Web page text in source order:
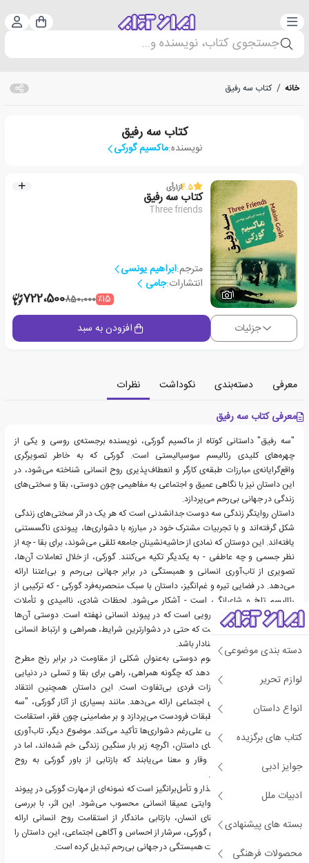
دسته‌بندی سبد
جستجوی کتاب، نویسنده و...
دسته بندی موضوعی
لوازم تحریر
انواع داستان
کتاب های برگزیده
جوایز ادبی
ادبیات ملل
بسته های پیشنهادی
محصولات فرهنگی
خانه / کتاب سه رفیق
کتاب سه رفیق
نویسنده:ماکسیم گورکی
1
4.5از1رأی
کتاب سه رفیق
Three friends
مترجم:ابراهیم یونسی
انتشارات:جامی
٪15850،000722،500
جزئیات افزودن به سبد
معرفی دسته‌بندی نکوداشت
نظرات
معرفی کتاب سه رفیق
"سه رفیق" داستانی کوتاه از ماکسیم گورکی، نویسنده برجسته‌ی روسی و یکی از
چهره‌های کلیدی رئالیسم سوسیالیستی است. گورکی که به خاطر تصویرگری
واقع‌گرایانه‌ی مبارزات طبقه‌ی کارگر و انعطاف‌پذیری روح انسانی شناخته می‌شود، در
این داستان نیز با نگاهی عمیق و اجتماعی به مفاهیمی چون دوستی، بقا و سختی‌های
زندگی در جهانی بی‌رحم می‌پردازد.
داستان روایتگر زندگی سه دوست جدانشدنی است که هر یک در اثر سختی‌های زندگی
شکل گرفته‌اند و با تجربیات مشترک خود در مبارزه با دشواری‌ها، پیوندی ناگسستنی
یافته‌اند. این دوستان که نمادی از حاشیه‌نشینان جامعه تلقی می‌شوند، برای بقا - چه از
نظر جسمی و چه عاطفی - به یکدیگر تکیه می‌کنند. گورکی، از خلال تعاملات آن‌ها،
تصویری از تاب‌آوری انسانی و همبستگی در برابر جهانی بی‌رحم و بی‌اعتنا ارائه
می‌دهد. در فضایی تیره و غم‌انگیز، داستان با سبک منحصربه‌فرد گورکی - که ترکیبی از
رئالیسم تلخ و شاعرانگی است - آشکار می‌شود. لحظات شادی، ناامیدی و تأملات
فلسفی، نشان‌دهنده‌ی نیرویی است که در پیوند انسانی نهفته است. دوستی آن‌ها
گواهی بر این واقعیت است که حتی در دشوارترین شرایط، همراهی و ارتباط انسانی
می‌تواند تسلی‌بخش و معنادار باشد.
در مرکز این داستان، مفهوم دوستی به‌عنوان شکلی از مقاومت در برابر رنج مطرح
می‌شود. گورکی نشان می‌دهد که چگونه همراهی، راهی برای بقا و تسلی در دنیایی
است که نسبت به مبارزات فردی بی‌تفاوت است. این داستان همچنین انتقاد
گسترده‌تری از نابرابری‌های اجتماعی ارائه می‌دهد. مانند بسیاری از آثار گورکی، "سه
رفیق" نیز به سختی‌های طبقات فرودست می‌پردازد و بر مضامینی چون فقر، استقامت
و تلاش برای ادامه‌ی زندگی علی‌رغم دشواری‌ها تأکید می‌کند. موضوع دیگر، تاب‌آوری
وجودی است. شخصیت‌های داستان، اگرچه زیر بار سنگین زندگی خم شده‌اند، اما در
رنج مشترک خود نوعی وقار و معنا می‌یابند که بازتابی از باور گورکی به روح
تسلیم‌ناپذیر انسانی است.
"سه رفیق" داستانی تأثیرگذار و تأمل‌برانگیز است که نمونه‌ای از مهارت گورکی در پیوند
زدن تفسیر اجتماعی با روایتی عمیقا انسانی محسوب می‌شود. این اثر، با بررسی
دوستی، دشواری‌ها و بقای انسان، بازتابی ماندگار از استقامت روح انسانی ارائه
می‌دهد. روایت استادانه‌ی گورکی، سرشار از احساس و آگاهی اجتماعی، این داستان را
به شهادتی بی‌زمان بر قدرت همبستگی در جهانی بی‌رحم تبدیل کرده است.